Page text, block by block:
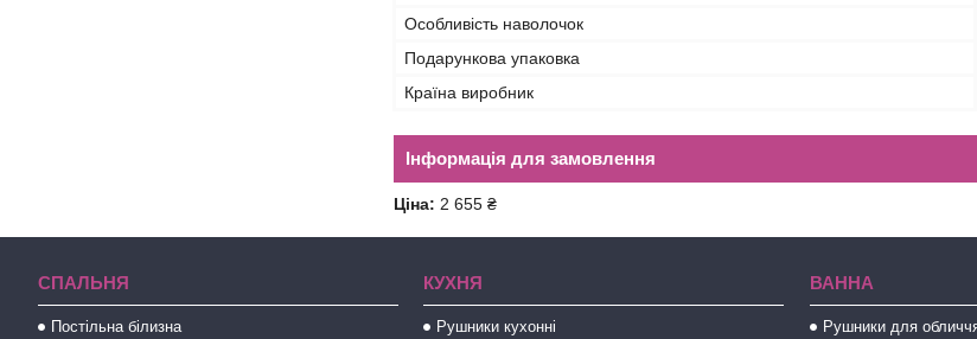
Особливість наволочок
Подарункова упаковка
Країна виробник
Інформація для замовлення
Ціна: 2 655 ₴
СПАЛЬНЯ
Постільна білизна
КУХНЯ
Рушники кухонні
ВАННА
Рушники для